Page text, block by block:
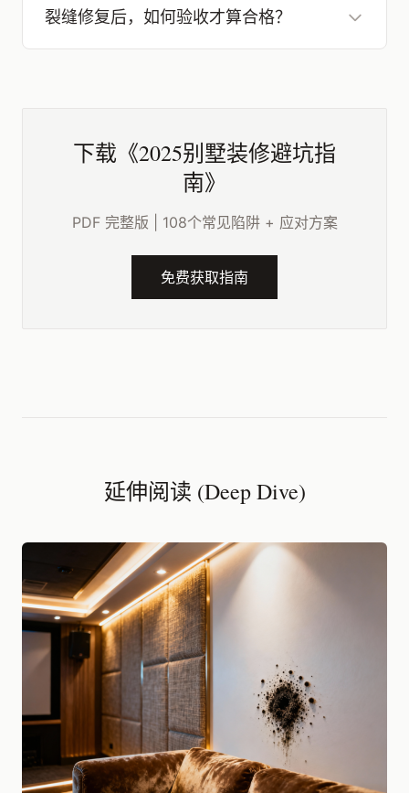
裂缝修复后，如何验收才算合格？
下载《2025别墅装修避坑指
南》
PDF 完整版 | 108个常见陷阱 + 应对方案
免费获取指南
延伸阅读 (Deep Dive)